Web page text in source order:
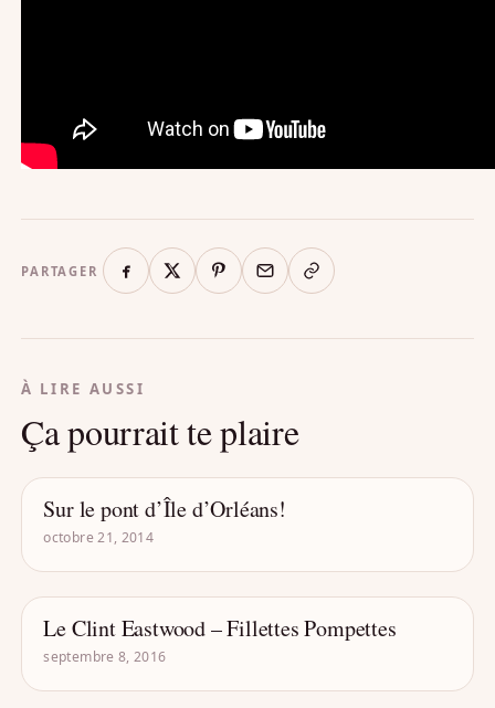
PARTAGER
À LIRE AUSSI
Ça pourrait te plaire
CAPSULES
Sur le pont d’Île d’Orléans!
octobre 21, 2014
CAPSULES
Le Clint Eastwood – Fillettes Pompettes
septembre 8, 2016